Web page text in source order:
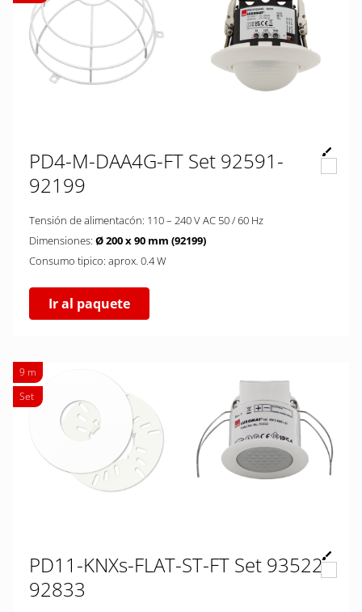
PD4-M-DAA4G-FT Set 92591-
92199
Tensión de alimentacón: 110 – 240 V AC 50 / 60 Hz
Dimensiones: Ø 200 x 90 mm (92199)
Consumo tipico: aprox. 0.4 W
Ir al paquete
9 m
Set
PD11-KNXs-FLAT-ST-FT Set 93522-
92833